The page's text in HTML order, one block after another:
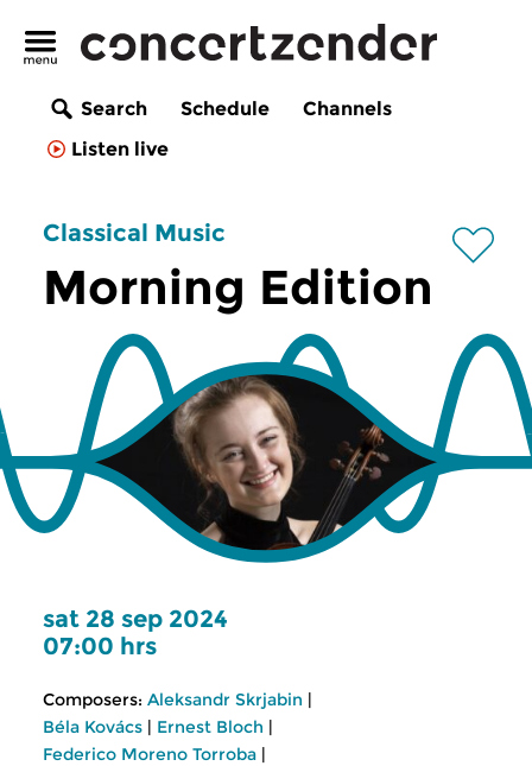
Search Schedule
Channels
Listen live
Classical Music
Morning Edition
sat 28 sep 2024
07:00 hrs
Composers: Aleksandr Skrjabin |
Béla Kovács | Ernest Bloch |
Federico Moreno Torroba |